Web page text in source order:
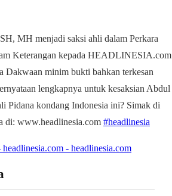
MH menjadi saksi ahli dalam Perkara
Keterangan kepada HEADLINESIA.com
Dakwaan minim bukti bahkan terkesan
lengkapnya untuk kesaksian Abdul
Pidana kondang Indonesia ini? Simak di
di: www.headlinesia.com #headlinesia
- headlinesia.com